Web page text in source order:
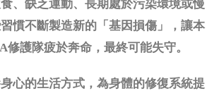
食、缺乏運動、長期處於污染環境或慢
慣不斷製造新的「基因損傷」，讓本
修護隊疲於奔命，最終可能失守。
身心的生活方式，為身體的修復系統提